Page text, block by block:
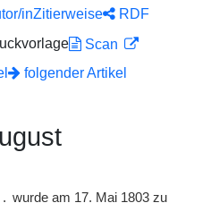
inZitierweise
RDF
Scan
folgender Artikel
wurde am 17. Mai 1803 zu